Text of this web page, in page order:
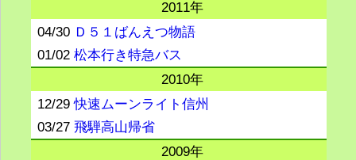
2011年
04/30 Ｄ５１ばんえつ物語
01/02松本行き特急バス
2010年
12/29快速ムーンライト信州
03/27飛騨高山帰省
2009年